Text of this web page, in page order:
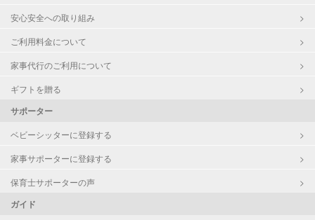
安心安全への取り組み
ご利用料金について
家事代行のご利用について
ギフトを贈る
サポーター
ベビーシッターに登録する
家事サポーターに登録する
保育士サポーターの声
ガイド